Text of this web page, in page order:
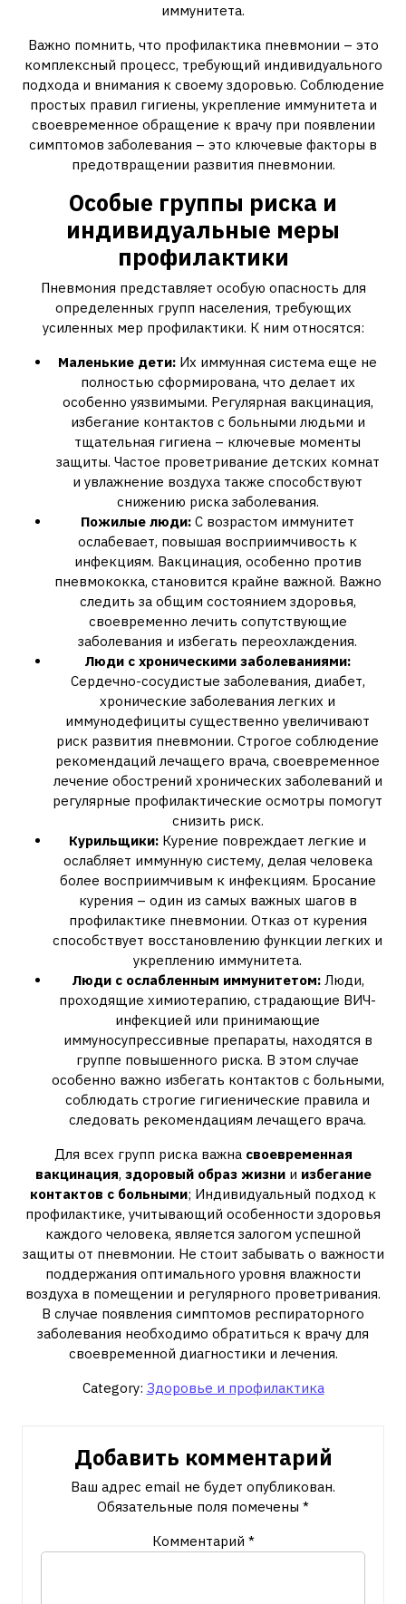
иммунитета.
Важно помнить, что профилактика пневмонии – это
комплексный процесс, требующий индивидуального
подхода и внимания к своему здоровью. Соблюдение
простых правил гигиены, укрепление иммунитета и
своевременное обращение к врачу при появлении
симптомов заболевания – это ключевые факторы в
предотвращении развития пневмонии.
Особые группы риска и
индивидуальные меры
профилактики
Пневмония представляет особую опасность для
определенных групп населения, требующих
усиленных мер профилактики. К ним относятся:
Маленькие дети: Их иммунная система еще не
полностью сформирована, что делает их
особенно уязвимыми. Регулярная вакцинация,
избегание контактов с больными людьми и
тщательная гигиена – ключевые моменты
защиты. Частое проветривание детских комнат
и увлажнение воздуха также способствуют
снижению риска заболевания.
Пожилые люди: С возрастом иммунитет
ослабевает, повышая восприимчивость к
инфекциям. Вакцинация, особенно против
пневмококка, становится крайне важной. Важно
следить за общим состоянием здоровья,
своевременно лечить сопутствующие
заболевания и избегать переохлаждения.
Люди с хроническими заболеваниями:
Сердечно-сосудистые заболевания, диабет,
хронические заболевания легких и
иммунодефициты существенно увеличивают
риск развития пневмонии. Строгое соблюдение
рекомендаций лечащего врача, своевременное
лечение обострений хронических заболеваний и
регулярные профилактические осмотры помогут
снизить риск.
Курильщики: Курение повреждает легкие и
ослабляет иммунную систему, делая человека
более восприимчивым к инфекциям. Бросание
курения – один из самых важных шагов в
профилактике пневмонии. Отказ от курения
способствует восстановлению функции легких и
укреплению иммунитета.
Люди с ослабленным иммунитетом:Люди,
проходящие химиотерапию, страдающие ВИЧ-
инфекцией или принимающие
иммуносупрессивные препараты, находятся в
группе повышенного риска. В этом случае
особенно важно избегать контактов с больными,
соблюдать строгие гигиенические правила и
следовать рекомендациям лечащего врача.
Для всех групп риска важна своевременная
вакцинация, здоровый образ жизнии избегание
контактов с больными; Индивидуальный подход к
профилактике, учитывающий особенности здоровья
каждого человека, является залогом успешной
защиты от пневмонии. Не стоит забывать о важности
поддержания оптимального уровня влажности
воздуха в помещении и регулярного проветривания.
В случае появления симптомов респираторного
заболевания необходимо обратиться к врачу для
своевременной диагностики и лечения.
Category: Здоровье и профилактика
Добавить комментарий
Ваш адрес email не будет опубликован.
Обязательные поля помечены *
Комментарий *